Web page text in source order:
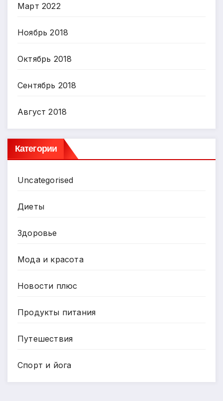
Март 2022
Ноябрь 2018
Октябрь 2018
Сентябрь 2018
Август 2018
Категории
Uncategorised
Диеты
Здоровье
Мода и красота
Новости плюс
Продукты питания
Путешествия
Спорт и йога